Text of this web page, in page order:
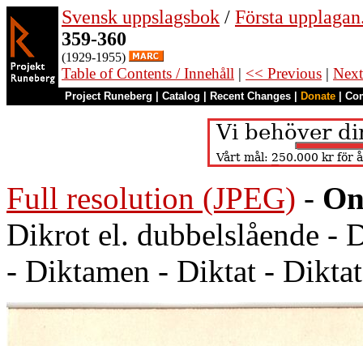
Svensk uppslagsbok / Första
359-360
(1929-1955)
Table of Contents / Innehåll | << Previous |
Project Runeberg Catalog Recent Changes Donate
Full resolution (JPEG) -
Dikrot el. dubbelslående -
- Diktamen - Diktat -